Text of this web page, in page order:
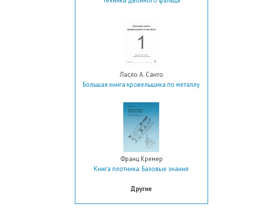
Ласло А. Санто
Большая книга кровельщика по металлу
Франц Кремер
Книга плотника. Базовые знания
Другие